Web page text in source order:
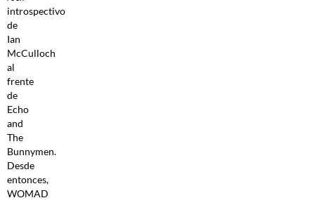
introspectivo
de
Ian
McCulloch
al
frente
de
Echo
and
The
Bunnymen.
Desde
entonces,
WOMAD